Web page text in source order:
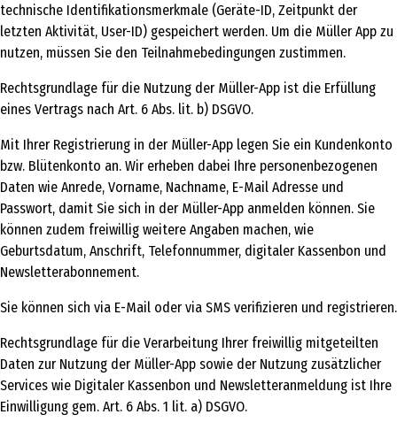
technische Identifikationsmerkmale (Geräte-ID, Zeitpunkt der
letzten Aktivität, User-ID) gespeichert werden. Um die Müller App zu
nutzen, müssen Sie den Teilnahmebedingungen zustimmen.
Rechtsgrundlage für die Nutzung der Müller-App ist die Erfüllung
eines Vertrags nach Art. 6 Abs. lit. b) DSGVO.
Mit Ihrer Registrierung in der Müller-App legen Sie ein Kundenkonto
bzw. Blütenkonto an. Wir erheben dabei Ihre personenbezogenen
Daten wie Anrede, Vorname, Nachname, E-Mail Adresse und
Passwort, damit Sie sich in der Müller-App anmelden können. Sie
können zudem freiwillig weitere Angaben machen, wie
Geburtsdatum, Anschrift, Telefonnummer, digitaler Kassenbon und
Newsletterabonnement.
Sie können sich via E-Mail oder via SMS verifizieren und registrieren.
Rechtsgrundlage für die Verarbeitung Ihrer freiwillig mitgeteilten
Daten zur Nutzung der Müller-App sowie der Nutzung zusätzlicher
Services wie Digitaler Kassenbon und Newsletteranmeldung ist Ihre
Einwilligung gem. Art. 6 Abs. 1 lit. a) DSGVO.